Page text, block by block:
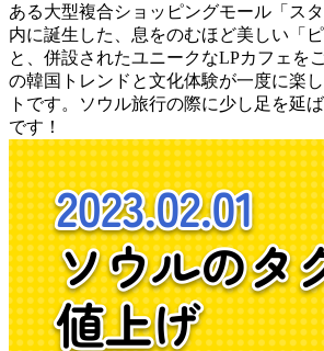
ある大型複合ショッピングモール「ス
内に誕生した、息をのむほど美しい「
と、併設されたユニークなLPカフェを
の韓国トレンドと文化体験が一度に楽
トです。ソウル旅行の際に少し足を延
です！